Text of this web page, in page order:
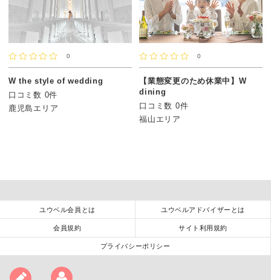
0
W the style of wedding
口コミ数 0件
鹿児島エリア
0
【業態変更のため休業中】W
dining
口コミ数 0件
福山エリア
ユウベル会員とは ユウベルアドバイザーとは
会員規約 サイト利用規約
プライバシーポリシー